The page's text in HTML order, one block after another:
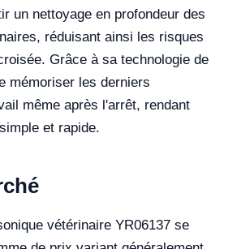
un nettoyage en profondeur des
réduisant ainsi les risques
Grâce à sa technologie de
mémoriser les derniers
même après l'arrêt, rendant
et rapide.
vétérinaire YR06137 se